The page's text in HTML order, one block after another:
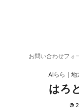
お問い合わせフォ
AIらら｜地
はろ
©